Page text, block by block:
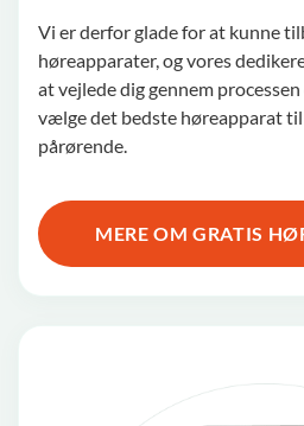
Vi er derfor glade for at kunne
høreapparater, og vores
at vejlede dig gennem
vælge det bedste høreapparat
pårørende.
MERE OM GRATIS